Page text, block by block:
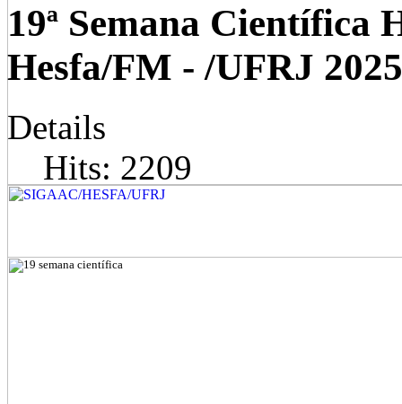
19ª Semana Científica
Hesfa/FM - /UFRJ 2025
Details
Hits: 2209